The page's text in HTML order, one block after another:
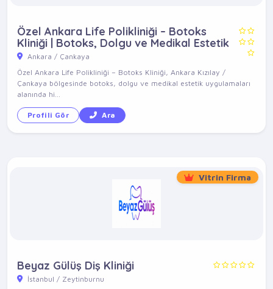
Özel Ankara Life Polikliniği – Botoks
Kliniği | Botoks, Dolgu ve Medikal Estetik
Ankara / Çankaya
Özel Ankara Life Polikliniği – Botoks Kliniği, Ankara Kızılay /
Çankaya bölgesinde botoks, dolgu ve medikal estetik uygulamaları
alanında hi...
Profili Gör Ara
Vitrin Firma
Beyaz Gülüş Diş Kliniği
İstanbul / Zeytinburnu